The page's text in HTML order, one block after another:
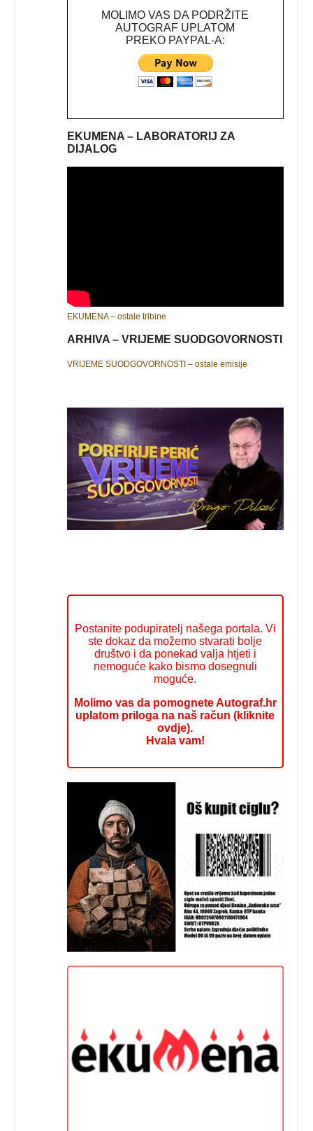
MOLIMO VAS DA PODRŽITE
AUTOGRAF UPLATOM
PREKO PAYPAL-A:
EKUMENA – LABORATORIJ ZA
DIJALOG
EKUMENA – ostale tribine
ARHIVA – VRIJEME SUODGOVORNOSTI
VRIJEME SUODGOVORNOSTI – ostale emisije
Postanite podupiratelj našega portala. Vi
ste dokaz da možemo stvarati bolje
društvo i da ponekad valja htjeti i
nemoguće kako bismo dosegnuli
moguće.
Molimo vas da pomognete Autograf.hr
uplatom priloga na naš račun (kliknite
ovdje).
Hvala vam!